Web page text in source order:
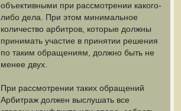
объективными при рассмотрении какого-
либо дела. При этом минимальное
количество арбитров, которые должны
принимать участие в принятии решения
по таким обращениям, должно быть не
менее двух.
При рассмотрении таких обращений
Арбитраж должен выслушать все